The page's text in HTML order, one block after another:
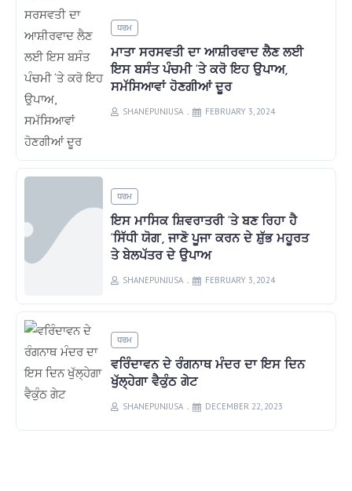
ਧਰਮ
ਮਾਤਾ ਸਰਸਵਤੀ ਦਾ ਆਸ਼ੀਰਵਾਦ ਲੈਣ ਲਈ
ਇਸ ਬਸੰਤ ਪੰਚਮੀ ‘ਤੇ ਕਰੋ ਇਹ ਉਪਾਅ,
ਸਮੱਸਿਆਵਾਂ ਹੋਣਗੀਆਂ ਦੂਰ
SHANEPUNJUSA FEBRUARY 3, 2024
ਧਰਮ
ਇਸ ਮਾਸਿਕ ਸ਼ਿਵਰਾਤਰੀ ‘ਤੇ ਬਣ ਰਿਹਾ ਹੈ
‘ਸਿੱਧੀ ਯੋਗ’, ਜਾਣੋ ਪੂਜਾ ਕਰਨ ਦੇ ਸ਼ੁੱਭ ਮਹੂਰਤ
ਤੇ ਬੇਲਪੱਤਰ ਦੇ ਉਪਾਅ
SHANEPUNJUSA FEBRUARY 3, 2024
ਧਰਮ
ਵਰਿੰਦਾਵਨ ਦੇ ਰੰਗਨਾਥ ਮੰਦਰ ਦਾ ਇਸ ਦਿਨ
ਖੁੱਲ੍ਹੇਗਾ ਵੈਕੁੰਠ ਗੇਟ
SHANEPUNJUSA DECEMBER 22, 2023